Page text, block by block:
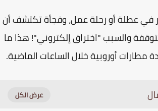
عطلة أو رحلة عمل، وفجأة تكتشف أن
والسبب "اختراق إلكتروني"! هذا ما
أوروبية خلال الساعات الماضية.